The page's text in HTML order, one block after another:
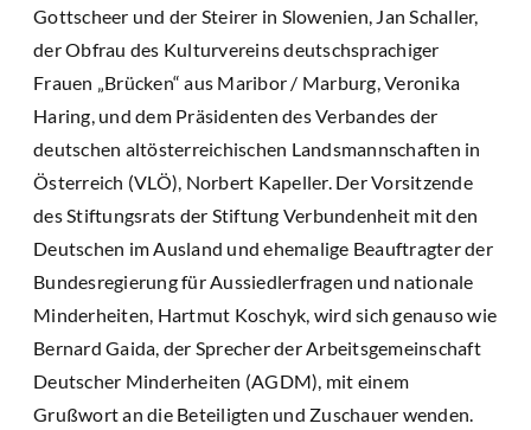
Gottscheer und der Steirer in Slowenien, Jan Schaller,
der Obfrau des Kulturvereins deutschsprachiger
Frauen „Brücken“ aus Maribor / Marburg, Veronika
Haring, und dem Präsidenten des Verbandes der
deutschen altösterreichischen Landsmannschaften in
Österreich (VLÖ), Norbert Kapeller. Der Vorsitzende
des Stiftungsrats der Stiftung Verbundenheit mit den
Deutschen im Ausland und ehemalige Beauftragter der
Bundesregierung für Aussiedlerfragen und nationale
Minderheiten, Hartmut Koschyk, wird sich genauso wie
Bernard Gaida, der Sprecher der Arbeitsgemeinschaft
Deutscher Minderheiten (AGDM), mit einem
Grußwort an die Beteiligten und Zuschauer wenden.